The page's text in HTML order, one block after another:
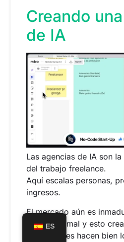
Creando
de IA
Las agencias de IA son
del trabajo freelance.
Aquí escalas personas,
ingresos.
El mercado aún es
hace todo mal y esto
para quienes hacen bien
ES